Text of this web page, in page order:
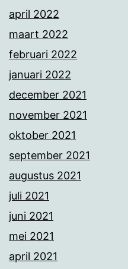
april 2022
maart 2022
februari 2022
januari 2022
december 2021
november 2021
oktober 2021
september 2021
augustus 2021
juli 2021
juni 2021
mei 2021
april 2021